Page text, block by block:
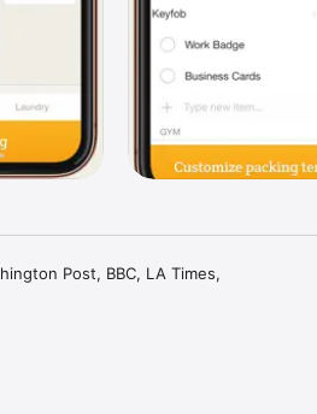
Post, BBC, LA Times,